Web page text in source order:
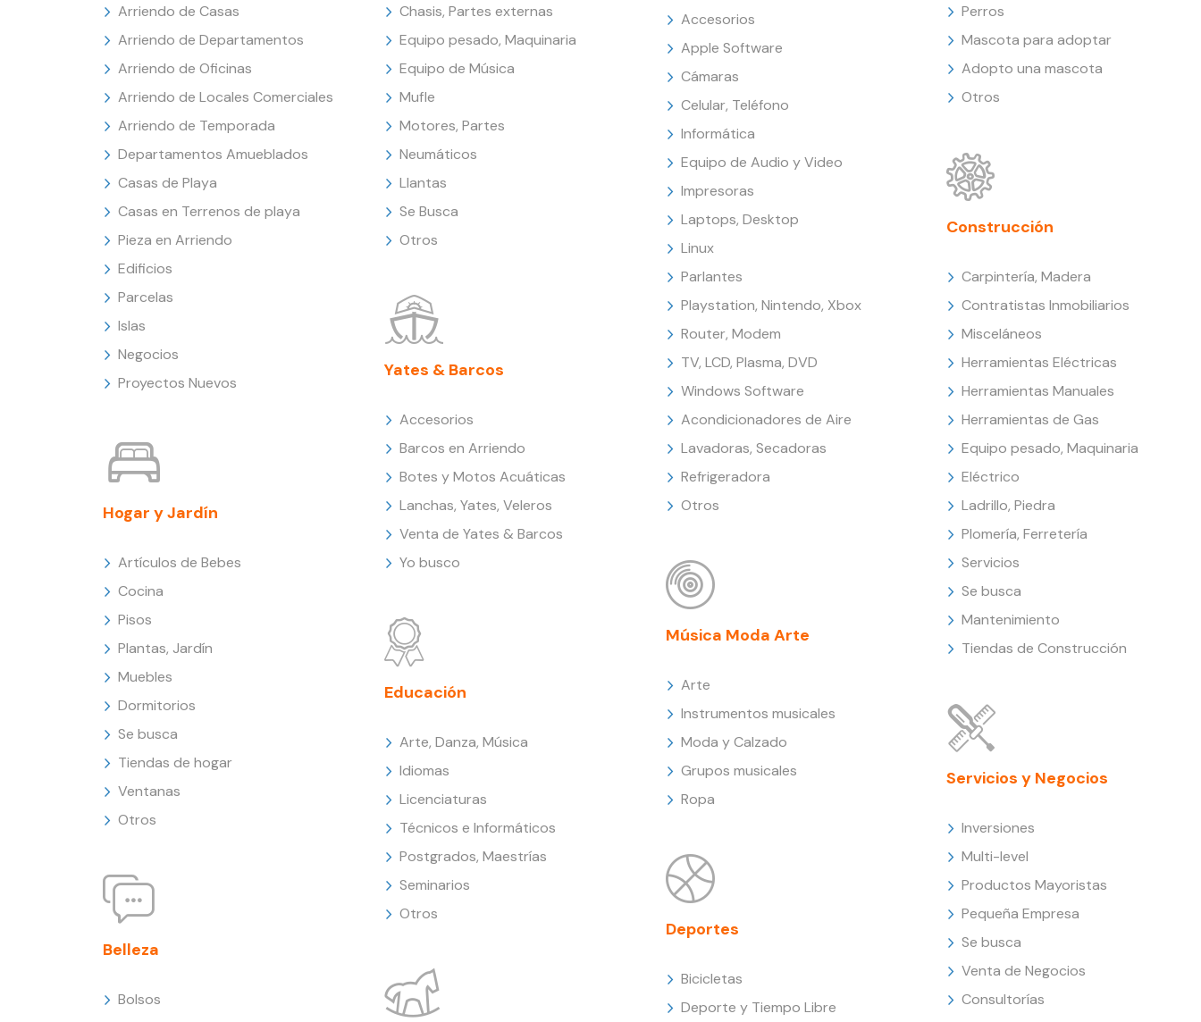
Arriendo de Casas
Arriendo de Departamentos
Arriendo de Oficinas
Arriendo de Locales Comerciales
Arriendo de Temporada
Departamentos Amueblados
Casas de Playa
Casas en Terrenos de playa
Pieza en Arriendo
Edificios
Parcelas
Islas
Negocios
Proyectos Nuevos
Hogar y Jardín
Artículos de Bebes
Cocina
Pisos
Plantas, Jardín
Muebles
Dormitorios
Se busca
Tiendas de hogar
Ventanas
Otros
Belleza
Bolsos
Chasis, Partes externas
Equipo pesado, Maquinaria
Equipo de Música
Mufle
Motores, Partes
Neumáticos
Llantas
Se Busca
Otros
Yates & Barcos
Accesorios
Barcos en Arriendo
Botes y Motos Acuáticas
Lanchas, Yates, Veleros
Venta de Yates & Barcos
Yo busco
Educación
Arte, Danza, Música
Idiomas
Licenciaturas
Técnicos e Informáticos
Postgrados, Maestrías
Seminarios
Otros
Accesorios
Apple Software
Cámaras
Celular, Teléfono
Informática
Equipo de Audio y Video
Impresoras
Laptops, Desktop
Linux
Parlantes
Playstation, Nintendo, Xbox
Router, Modem
TV, LCD, Plasma, DVD
Windows Software
Acondicionadores de Aire
Lavadoras, Secadoras
Refrigeradora
Otros
Música Moda Arte
Arte
Instrumentos musicales
Moda y Calzado
Grupos musicales
Ropa
Deportes
Bicicletas
Deporte y Tiempo Libre
Perros
Mascota para adoptar
Adopto una mascota
Otros
Construcción
Carpintería, Madera
Contratistas Inmobiliarios
Misceláneos
Herramientas Eléctricas
Herramientas Manuales
Herramientas de Gas
Equipo pesado, Maquinaria
Eléctrico
Ladrillo, Piedra
Plomería, Ferretería
Servicios
Se busca
Mantenimiento
Tiendas de Construcción
Servicios y Negocios
Inversiones
Multi-level
Productos Mayoristas
Pequeña Empresa
Se busca
Venta de Negocios
Consultorías